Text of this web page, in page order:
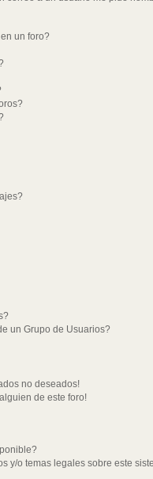
un foro?
un Grupo de Usuarios?
no deseados!
de este foro!
y/o temas legales sobre este